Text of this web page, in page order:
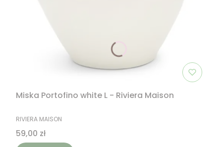
Miska Portofino white L - Riviera Maison
PRODUCENT
RIVIERA MAISON
Cena
59,00 zł